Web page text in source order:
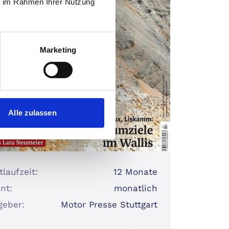
Marketing
Alle zulassen
12 Monate
monatlich
Motor Presse Stuttgart